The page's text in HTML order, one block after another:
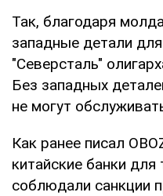
Так, благодаря
западные детали
"Северсталь"
Без западных
не могут
Как ранее писал
китайские банки для
соблюдали санкции